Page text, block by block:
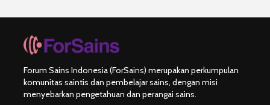
Forum Sains Indonesia (ForSains) merupakan perkumpulan
komunitas saintis dan pembelajar sains, dengan misi
menyebarkan pengetahuan dan perangai sains.